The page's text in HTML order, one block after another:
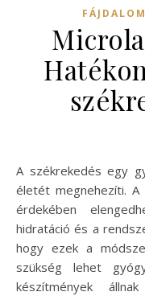
A székrekedés egy gyakori probléma, amely sok ember
életét megnehezíti. A
érdekében
hidratáció és a
hogy ezek a
szükség lehet
készítmények